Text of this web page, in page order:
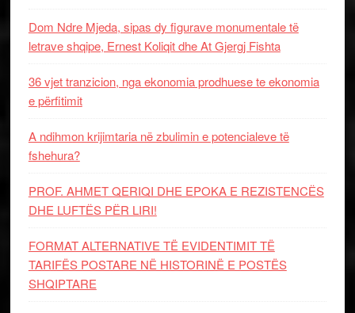
Dom Ndre Mjeda, sipas dy figurave monumentale të
letrave shqipe, Ernest Koliqit dhe At Gjergj Fishta
36 vjet tranzicion, nga ekonomia prodhuese te ekonomia
e përfitimit
A ndihmon krijimtaria në zbulimin e potencialeve të
fshehura?
PROF. AHMET QERIQI DHE EPOKA E REZISTENCЁS
DHE LUFTЁS PЁR LIRI!
FORMAT ALTERNATIVE TË EVIDENTIMIT TË
TARIFËS POSTARE NË HISTORINË E POSTËS
SHQIPTARE